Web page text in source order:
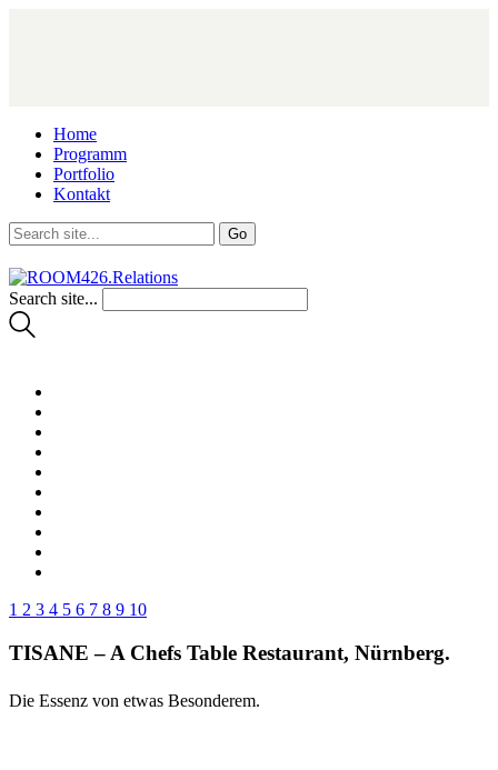
Home
Programm
Portfolio
Kontakt
Search site...
1 2 3 4 5 6 7 8 9 10
TISANE – A Chefs Table Restaurant, Nürnberg.
Die Essenz von etwas Besonderem.